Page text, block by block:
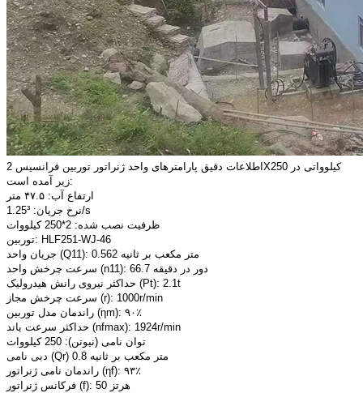
اطلاعات دقیق پارامترهای واحد ژنراتور توربین فرانسیس 2X250 کیلوواتی در
زیر آمده است:
ارتفاع آب: ۴۷.۵ متر
نرخ جریان: 1.25³/s
ظرفیت نصب شده: 2*250 کیلووات
توربین: HLF251-WJ-46
جریان واحد (Q11): 0.562 متر مکعب بر ثانیه
سرعت چرخش واحد (n11): 66.7 دور در دقیقه
حداکثر نیروی رانش هیدرولیک (Pt): 2.1t
سرعت چرخش مجاز (r): 1000r/min
راندمان مدل توربین (ηm): ۹۰٪
حداکثر سرعت باند (nfmax): 1924r/min
توان نامی (نیوتن): 250 کیلووات
دبی نامی (Qr) 0.8 متر مکعب بر ثانیه
راندمان نامی ژنراتور (ηf): ۹۳٪
فرکانس ژنراتور (f): 50 هرتز